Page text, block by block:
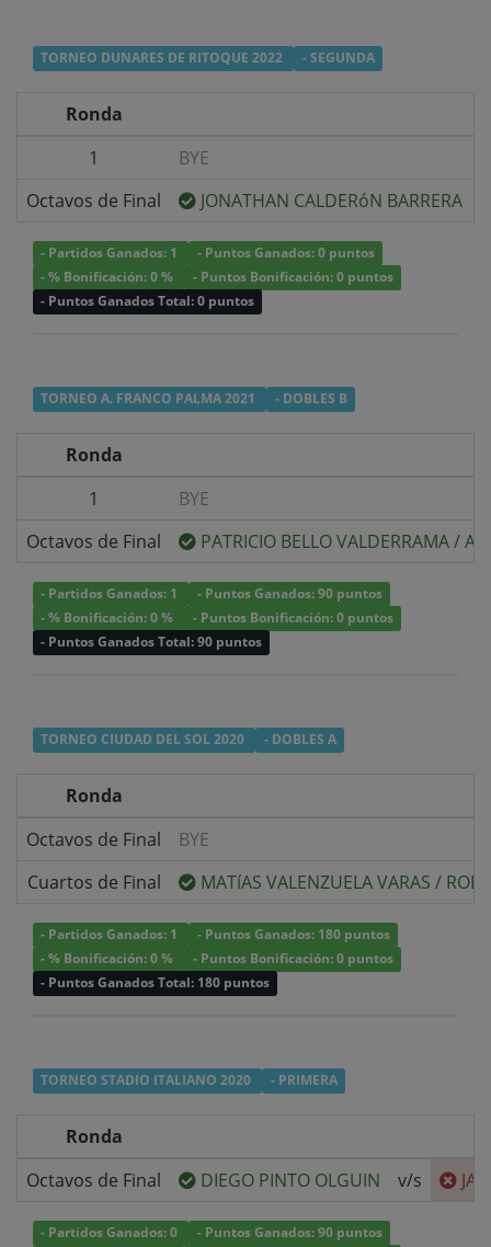
TORNEO DUNARES DE RITOQUE 2022 - SEGUNDA
Ronda
1
BYE
Octavos de Final
JONATHAN CALDERóN BARRERA
- Partidos Ganados: 1
- Puntos Ganados: 0 puntos
- % Bonificación: 0 %
- Puntos Bonificación: 0 puntos
- Puntos Ganados Total: 0 puntos
TORNEO A. FRANCO PALMA 2021 - DOBLES B
Ronda
1
BYE
Octavos de Final
PATRICIO BELLO VALDERRAMA/
- Partidos Ganados: 1
- Puntos Ganados: 90 puntos
- % Bonificación: 0 %
- Puntos Bonificación: 0 puntos
- Puntos Ganados Total: 90 puntos
TORNEO CIUDAD DEL SOL 2020 - DOBLES A
Ronda
Octavos de Final
BYE
Cuartos de Final
MATíAS VALENZUELA VARAS /
- Partidos Ganados: 1
- Puntos Ganados: 180 puntos
- % Bonificación: 0 %
- Puntos Bonificación: 0 puntos
- Puntos Ganados Total: 180 puntos
TORNEO STADIO ITALIANO 2020 - PRIMERA
Ronda
Octavos de Final
DIEGO PINTO OLGUIN v/s
- Partidos Ganados: 0 - Puntos Ganados: 90 puntos